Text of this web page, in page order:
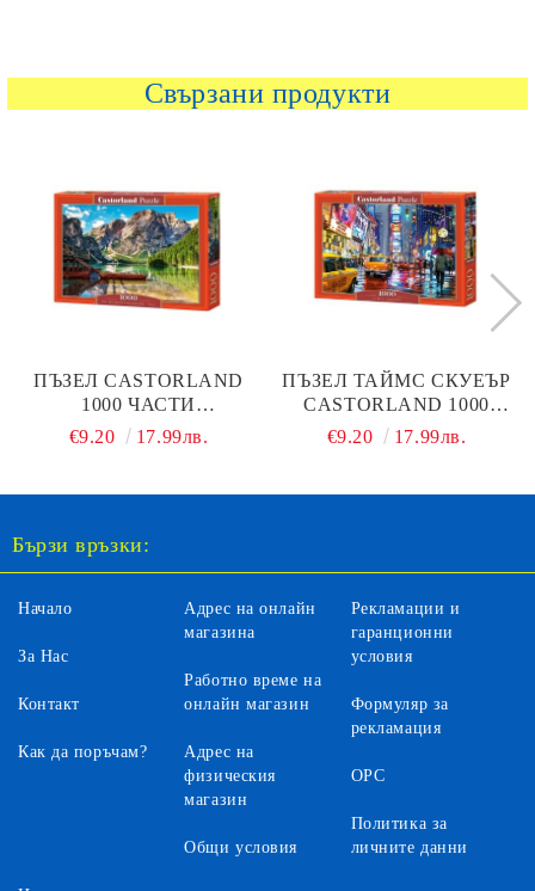
Свързани продукти
ПЪЗЕЛ CASTORLAND
1000 ЧАСТИ
ДОЛОМИТИТЕ ИТАЛИЯ
€9.20 17.99лв.
ПЪЗЕЛ ТАЙМС СКУЕЪР
CASTORLAND 1000
ЧАСТИ 103911
€9.20 17.99лв.
Бързи връзки:
Начало
За Нас
Контакт
Как да поръчам?
Адрес на онлайн
магазина
Работно време на
онлайн магазин
Адрес на
физическия
магазин
Общи условия
Рекламации и
гаранционни
условия
Формуляр за
рекламация
ОРС
Политика за
личните данни